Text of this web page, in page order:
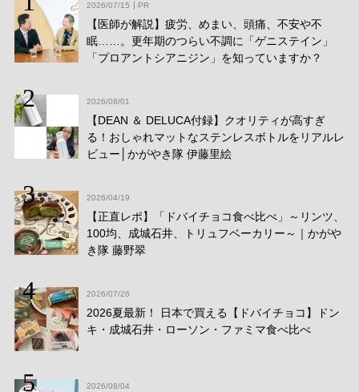
2026/07/15 PR
【医師が解説】疲労、めまい、頭痛、不安や不
眠……。更年期のつらい不調に「ゲニステイン」
「プロアントシアニジン」を知っていますか？
2026/08/01
【DEAN ＆ DELUCA付録】クオリティが高すぎ
る！おしゃれマットなステンレスボトルをリアルレ
ビュー│かがやき隊 伊藤里絵
2026/04/19
【正直レポ】「ドバイチョコ食べ比べ」～リンツ、
100均、成城石井、トリュフベーカリー～｜かがや
き隊 藤野翠
2026/07/26
2026夏最新！ 日本で買える【ドバイチョコ】ドン
キ・成城石井・ローソン・ファミマ食べ比べ
2026/08/04